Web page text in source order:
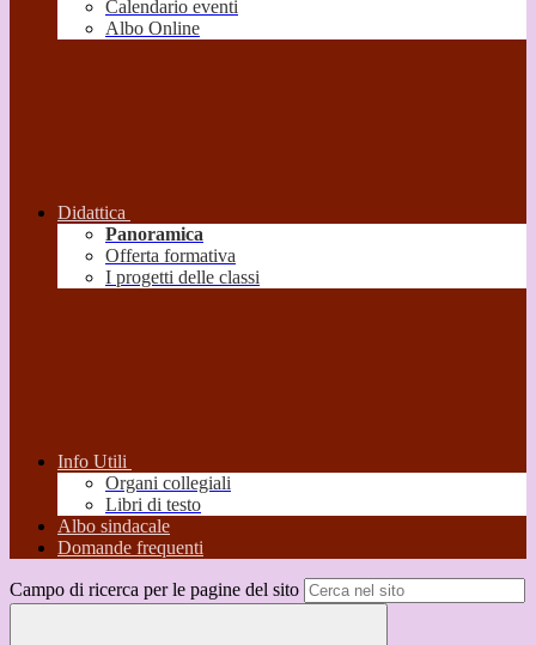
Calendario eventi
Albo Online
Didattica
Panoramica
Offerta formativa
I progetti delle classi
Info Utili
Organi collegiali
Libri di testo
Albo sindacale
Domande frequenti
Campo di ricerca per le pagine del sito